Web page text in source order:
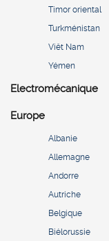
Timor oriental
Turkménistan
Viêt Nam
Yémen
Electromécanique
Europe
Albanie
Allemagne
Andorre
Autriche
Belgique
Biélorussie